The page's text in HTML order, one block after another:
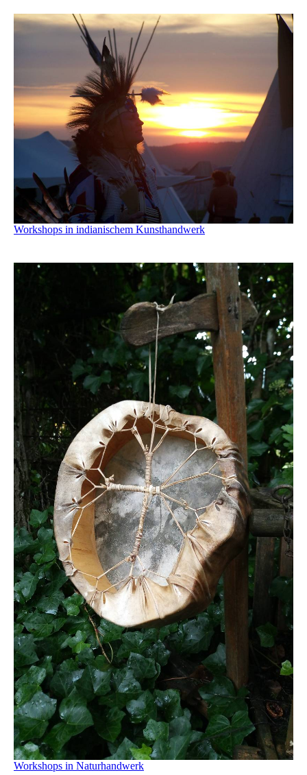
Workshops in indianischem Kunsthandwerk
Workshops in Naturhandwerk